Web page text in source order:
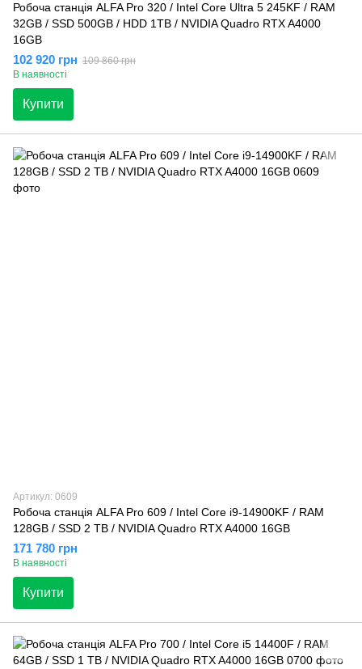
Робоча станція ALFA Pro 320 / Intel Core Ultra 5 245KF / RAM
32GB / SSD 500GB / HDD 1TB / NVIDIA Quadro RTX A4000
16GB
102 920 грн 109 860 грн
В наявності
Купити
Артикул: 0609
Робоча станція ALFA Pro 609 / Intel Core i9-14900KF / RAM
128GB / SSD 2 TB / NVIDIA Quadro RTX A4000 16GB
171 780 грн
В наявності
Купити